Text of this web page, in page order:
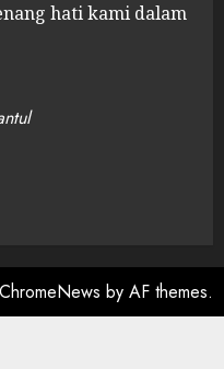
hati kami dalam
ChromeNews by AF themes.